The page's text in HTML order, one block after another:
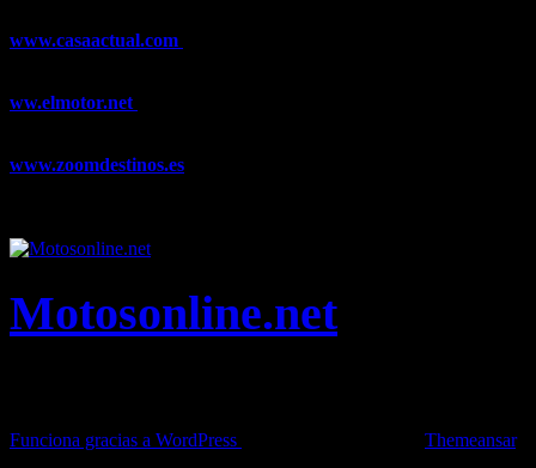
www.casaactual.com
ww.elmotor.net
www.zoomdestinos.es
Motosonline.net
Funciona gracias a WordPress
Themeansar.